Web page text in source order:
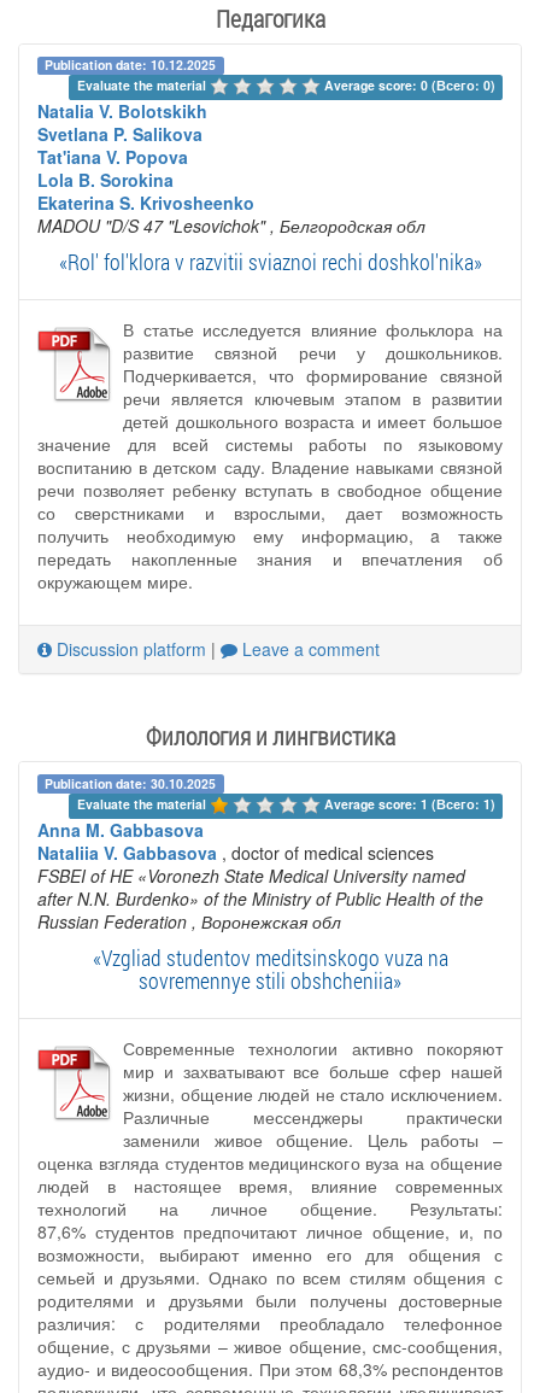
Педагогика
Publication date: 10.12.2025
Evaluate the material
Average score: 0 (Всего: 0)
Natalia V. Bolotskikh
Svetlana P. Salikova
Tat'iana V. Popova
Lola B. Sorokina
Ekaterina S. Krivosheenko
MADOU "D/S 47 "Lesovichok" , Белгородская обл
«Rol' fol'klora v razvitii sviaznoi rechi doshkol'nika»
В статье исследуется влияние фольклора на
развитие связной речи у дошкольников.
Подчеркивается, что формирование связной
речи является ключевым этапом в развитии
детей дошкольного возраста и имеет большое
значение для всей системы работы по языковому
воспитанию в детском саду. Владение навыками связной
речи позволяет ребенку вступать в свободное общение
со сверстниками и взрослыми, дает возможность
получить необходимую ему информацию, a также
передать накопленные знания и впечатления об
окружающем мире.
Discussion platform | Leave a comment
Филология и лингвистика
Publication date: 30.10.2025
Evaluate the material
Average score: 1 (Всего: 1)
Anna M. Gabbasova
Nataliia V. Gabbasova , doctor of medical sciences
FSBEI of HE «Voronezh State Medical University named
after N.N. Burdenko» of the Ministry of Public Health of the
Russian Federation , Воронежская обл
«Vzgliad studentov meditsinskogo vuza na
sovremennye stili obshcheniia»
Современные технологии активно покоряют
мир и захватывают все больше сфер нашей
жизни, общение людей не стало исключением.
Различные мессенджеры практически
заменили живое общение. Цель работы –
оценка взгляда студентов медицинского вуза на общение
людей в настоящее время, влияние современных
технологий на личное общение. Результаты:
87,6% студентов предпочитают личное общение, и, по
возможности, выбирают именно его для общения с
семьей и друзьями. Однако по всем стилям общения с
родителями и друзьями были получены достоверные
различия: с родителями преобладало телефонное
общение, с друзьями – живое общение, смс-сообщения,
аудио- и видеосообщения. При этом 68,3% респондентов